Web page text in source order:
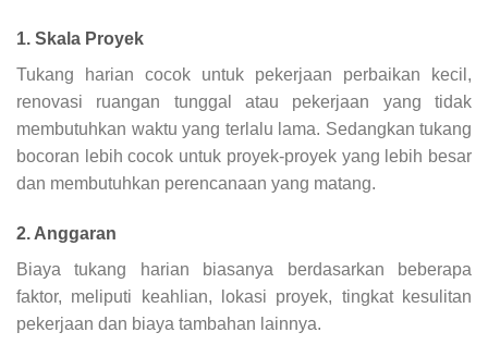
1. Skala Proyek
Tukang harian cocok untuk pekerjaan perbaikan kecil,
renovasi ruangan tunggal atau pekerjaan yang tidak
membutuhkan waktu yang terlalu lama. Sedangkan tukang
bocoran lebih cocok untuk proyek-proyek yang lebih besar
dan membutuhkan perencanaan yang matang.
2. Anggaran
Biaya tukang harian biasanya berdasarkan beberapa
faktor, meliputi keahlian, lokasi proyek, tingkat kesulitan
pekerjaan dan biaya tambahan lainnya.